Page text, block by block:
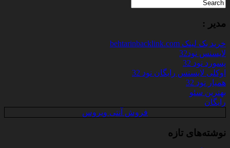
مدیر :
خرید بک لینک behtarinbacklink.com
لایسنس نود32
پسورد نود 32
اوکلی لایسنس رایگان نود 32
همیار نود 32
بهترین سئو
رایگان
فروش آنتی ویروس
نوشته‌های تازه